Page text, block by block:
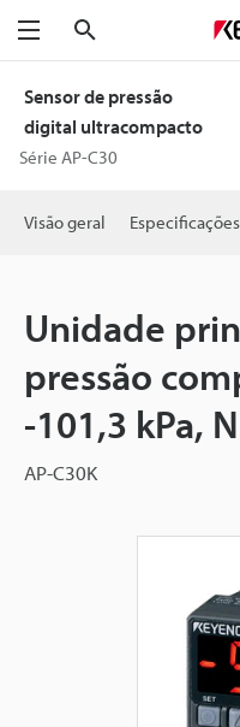
Menu
Sensor de pressão
digital ultracompacto
Série AP-C30
Visão geral Especificações
Unidade
pressão
-101,3 kPa,
AP-C30K